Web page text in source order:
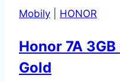
Mobily HONOR
Honor 7A
Gold